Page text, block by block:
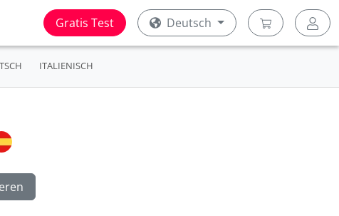
Gratis Test Deutsch
ITALIENISCH